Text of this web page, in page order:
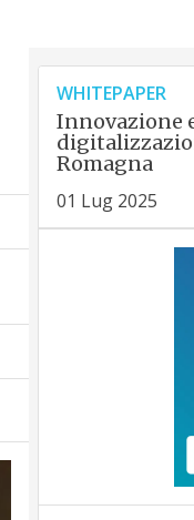
WHITEPAPER
Innovazione
Romagna
01 Lug 2025